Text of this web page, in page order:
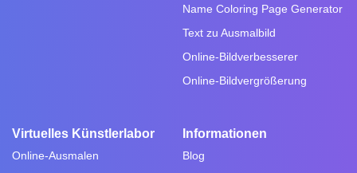
Name Coloring Page Generator
Text zu Ausmalbild
Online-Bildverbesserer
Online-Bildvergrößerung
Virtuelles Künstlerlabor
Online-Ausmalen
Informationen
Blog